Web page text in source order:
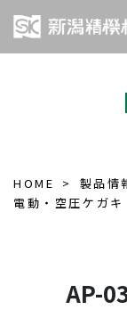
HOME 製品情
電動・空圧ケガキ
AP-